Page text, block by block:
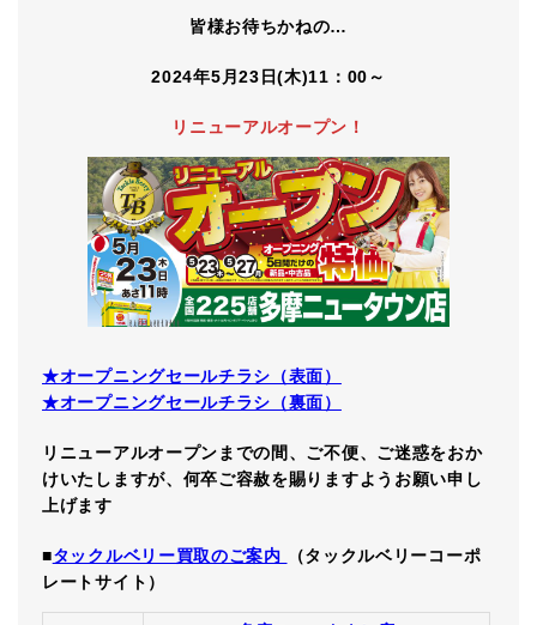
皆様お待ちかねの…
2024年5月23日(木)11：00～
リニューアルオープン！
★オープニングセールチラシ（表面）
★オープニングセールチラシ（裏面）
リニューアルオープンまでの間、ご不便、ご迷惑をおか
けいたしますが、何卒ご容赦を賜りますようお願い申し
上げます
■タックルベリー買取のご案内
（タックルベリーコーポ
レートサイト）